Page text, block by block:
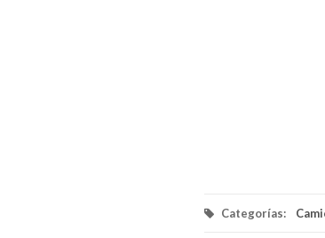
Categorías: